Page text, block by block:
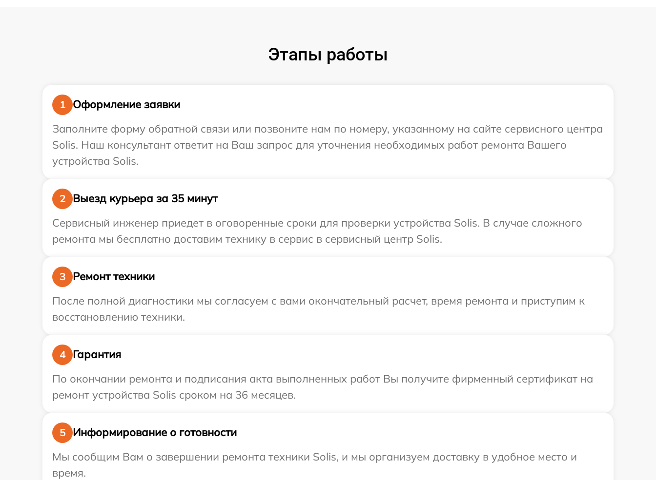
Этапы работы
1
Оформление заявки
Заполните форму обратной связи или позвоните нам по номеру, указанному на сайте сервисного центра
Solis. Наш консультант ответит на Ваш запрос для уточнения необходимых работ ремонта Вашего
устройства Solis.
2
Выезд курьера за 35 минут
Сервисный инженер приедет в оговоренные сроки для проверки устройства Solis. В случае сложного
ремонта мы бесплатно доставим технику в сервис в сервисный центр Solis.
3
Ремонт техники
После полной диагностики мы согласуем с вами окончательный расчет, время ремонта и приступим к
восстановлению техники.
4
Гарантия
По окончании ремонта и подписания акта выполненных работ Вы получите фирменный сертификат на
ремонт устройства Solis сроком на 36 месяцев.
5
Информирование о готовности
Мы сообщим Вам о завершении ремонта техники Solis, и мы организуем доставку в удобное место и
время.